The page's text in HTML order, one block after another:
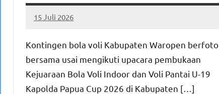
15 Juli 2026
MEPAGO
No
Kontingen bola voli Kabupaten Waropen berfoto
bersama usai mengikuti upacara pembukaan
Kejuaraan Bola Voli Indoor dan Voli Pantai U-19
Kapolda Papua Cup 2026 di Kabupaten […]